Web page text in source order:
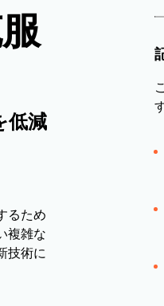
低減
るため
複雑な
技術に